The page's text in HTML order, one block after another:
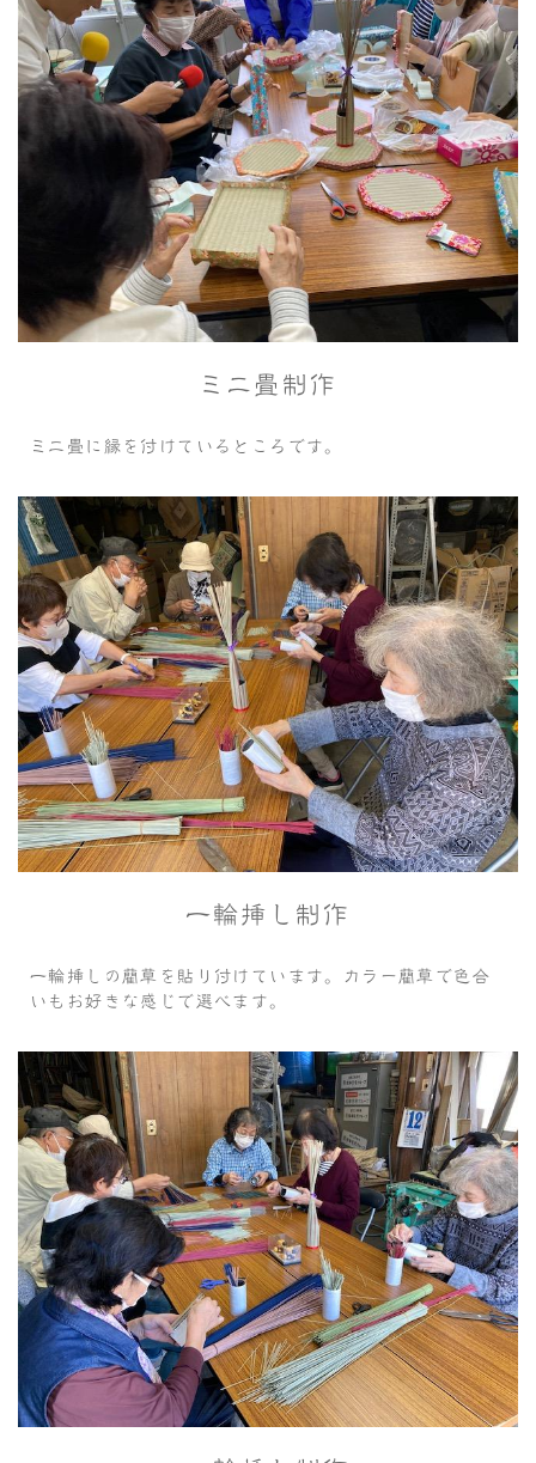
ミニ畳制作
ミニ畳に縁を付けているところです。
一輪挿し制作
一輪挿しの藺草を貼り付けています。カラー藺草で色合
いもお好きな感じで選べます。